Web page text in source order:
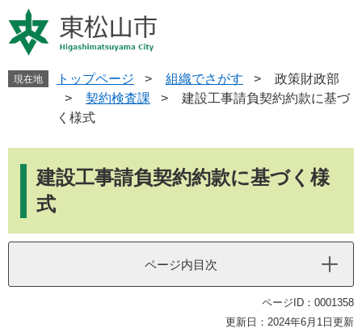
ー
ジ
ニ
ュ
現在地 トップページ > 組織でさがす >
政策財政部
>
契約検査課 >
建設工事請負契約約款に基づ
く様式
建設工事請負契約約款に基づく様
式
ページ内目次
ページID：0001358
更新日：2024年6月1日更新